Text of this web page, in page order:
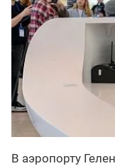
В аэропорту